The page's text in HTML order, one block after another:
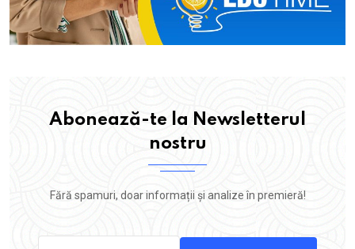
Abonează-te la Newsletterul
nostru
Fără spamuri, doar informații și analize în premieră!